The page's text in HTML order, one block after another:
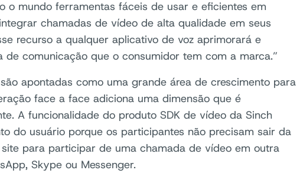
o mundo ferramentas fáceis de usar e eficientes em
chamadas de vídeo de alta qualidade em seus
recurso a qualquer aplicativo de voz aprimorará e
de comunicação que o consumidor tem com a marca.”
apontadas como uma grande área de crescimento para
face a face adiciona uma dimensão que é
A funcionalidade do produto SDK de vídeo da Sinch
do usuário porque os participantes não precisam sair da
para participar de uma chamada de vídeo em outra
Skype ou Messenger.